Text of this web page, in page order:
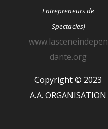
Entrepreneurs de
Spectacles)
www.lasceneindepen
dante.org
Copyright © 2023
A.A. ORGANISATION